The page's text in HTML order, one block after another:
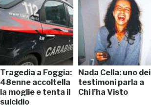
Tragedia a Foggia:
48enne accoltella
la moglie e tenta il
suicidio
Nada Cella: uno dei
testimoni parla a
Chi l’ha Visto